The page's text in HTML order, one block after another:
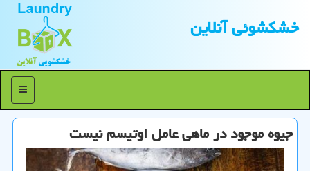
خشكشوئی آنلاین
منو
جیوه موجود در ماهی عامل اوتیسم نیست